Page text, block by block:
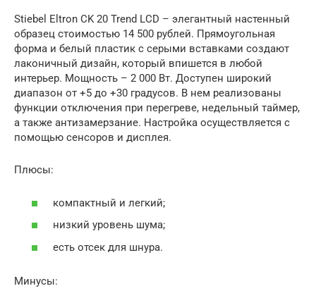
Stiebel Eltron CK 20 Trend LCD – элегантный настенный
образец стоимостью 14 500 рублей. Прямоугольная
форма и белый пластик с серыми вставками создают
лаконичный дизайн, который впишется в любой
интерьер. Мощность – 2 000 Вт. Доступен широкий
диапазон от +5 до +30 градусов. В нем реализованы
функции отключения при перегреве, недельный таймер,
а также антизамерзание. Настройка осуществляется с
помощью сенсоров и дисплея.
Плюсы:
компактный и легкий;
низкий уровень шума;
есть отсек для шнура.
Минусы: